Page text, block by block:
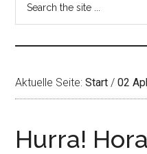
Aktuelle Seite:Start / 02
Hurra!